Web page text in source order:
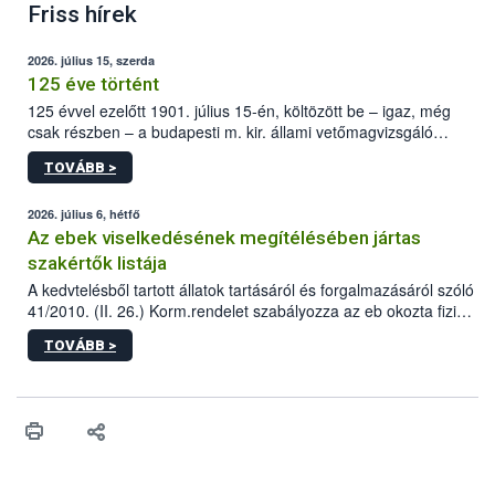
Friss hírek
2026. július 15, szerda
125 éve történt
125 évvel ezelőtt 1901. július 15-én, költözött be – igaz, még
csak részben – a budapesti m. kir. állami vetőmagvizsgáló
állomás a Kis Rókus utca 15. szám alatti, Czigler Győző által
tervezett új épületébe.
TOVÁBB >
2026. július 6, hétfő
Az ebek viselkedésének megítélésében jártas
szakértők listája
A kedvtelésből tartott állatok tartásáról és forgalmazásáról szóló
41/2010. (II. 26.) Korm.rendelet szabályozza az eb okozta fizikai
sérülés, illetve ennek veszélye keletkezésekor felmerülő
hatósági feladatokat, valamint a veszélyes eb tartását és annak
vonni az ebek viselkedésének megítélésében jártas szakértőt.
TOVÁBB >